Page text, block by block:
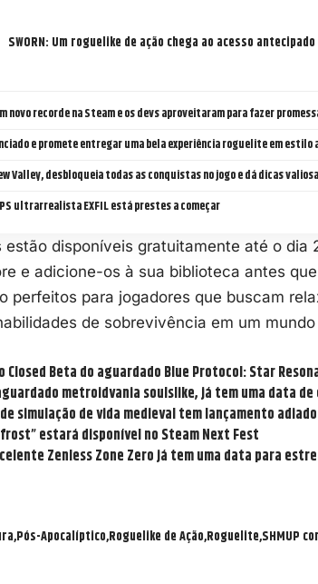
SWORN: Um roguelike de ação chega ao acesso
novo recorde na Steam e os devs aproveitaram para fazer
e promete entregar uma bela experiência roguelite em estilo
Valley, desbloqueia todas as conquistas no jogo e dá dicas
ultrarrealista EXFIL está prestes a começar
estão disponíveis gratuitamente até o dia
e adicione-os à sua biblioteca antes
perfeitos para jogadores que buscam
de sobrevivência em um
Closed Beta do aguardado Blue Protocol: Star
metroidvania soulslike, já tem uma data
simulação de vida medieval tem lançamento
estará disponível no Steam Next Fest
Zenless Zone Zero já tem uma data para
Pós-ApocalípticoRoguelike de AçãoRogueliteSHMUP